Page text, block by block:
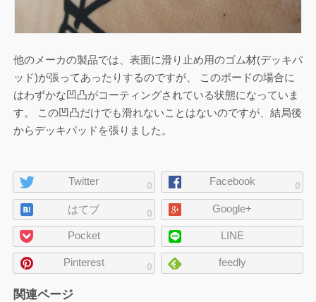
他のメーカの製品では、表面に滑り止め用のゴム材(デッキパ
ッド)が張ってあったりするのですが、 このボードの場合に
はわずかな凹凸がコーティングされている状態になっていま
す。 この凹凸だけでも滑れないことはないのですが、結局後
からデッキパッドを張りました。
ペ
ー
ジ
の
シ
ェ
0
Twitter 0
Facebook
0
はてブ Google+
Pocket LINE
0
Pinterest feedly
関連ページ